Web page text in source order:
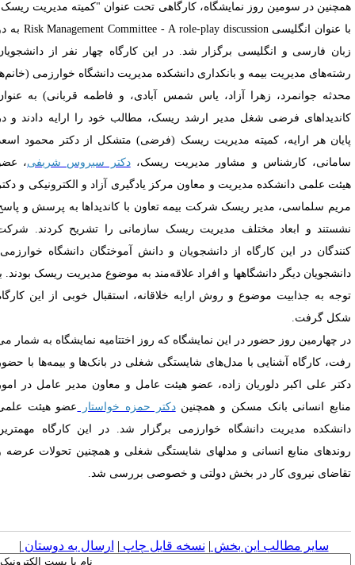
در سومین روز نمایشگاه، کارگاهی تحت عنوان "کمیته مدیریت ریسک"
عنوان انگلیسیRisk Management Committee - A role-play discussion
به دو
فارسی و انگلیسی برگزار شد. در این کارگاه چهار نفر از دانشجویان
مدیریت بیمه و بانکداری دانشکده مدیریت دانشگاه خوارزمی (خانم‌ها
جوانمرد، زهرا آزاد، یاس شمس آبادی، و فاطمه قربانی) به عنوان
فرضی شغل مدیر ارشد ریسک، مطالب خود را ارایه دادند و در
هر ارایه، کمیته مدیریت ریسک (فرضی) متشکل از دکتر محمود اسعد
کارشناس و مشاور مدیریت ریسک،دکتر سیروس شریفی، عضو
علمی دانشکده مدیریت و معاون مرکز یادگیری آزاد و الکترونیکی و دکتر
سلماسی، مدیر ریسک شرکت بیمه تعاون با کاندیداها به پرسش و پاسخ
و ابعاد مختلف مدیریت ریسک سازمانی را تشریح کردند. شرکت
در این کارگاه از دانشجویان و دانش آموختگان دانشگاه خوارزمی،
دیگر دانشگاهها و افراد علاقه‌مند به موضوع مدیریت ریسک بودند. با
به جذابیت موضوع و روش ارایه خلاقانه، استقبال خوبی از این کارگاه
گرفت.
چهارمین روز حضور در این نمایشگاه که روز اختتامیه نمایشگاه به شمار می
کارگاه آشنایی با مدل‌های شایستگی شغلی در بانک‌ها و بیمه‌ها با حضور
علی اکبر دلوریان زاده، عضو هیئت عامل و‌ معاون مدیر عامل در امور
انسانی بانک مسکن و همچنیندکتر حمزه خواستار عضو هیئت علمی
مدیریت دانشگاه خوارزمی برگزار شد. در این کارگاه مهمترین
منابع انسانی و مدلهای شایستگی شغلی و همچنین تحولات عرضه و
نیروی کار در بخش دولتی و خصوصی بررسی شد.
سایر مطالب این بخش | نسخه قابل چاپ| ارسال به دوستان|